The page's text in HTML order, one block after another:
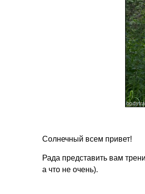
Солнечный всем привет!
Рада представить вам
а что не очень).